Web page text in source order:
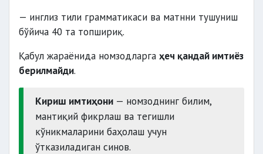
— инглиз тили грамматикаси ва матнни тушуниш
бўйича 40 та топшириқ.
Қабул жараёнида номзодларга ҳеч қандай имтиёз
берилмайди.
Кириш имтиҳони — номзоднинг билим,
мантиқий фикрлаш ва тегишли
кўникмаларини баҳолаш учун
ўтказиладиган синов.